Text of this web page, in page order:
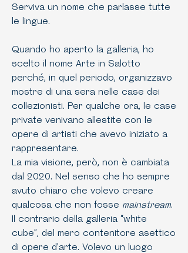
Serviva un nome che parlasse tutte
le lingue.
Quando ho aperto la galleria, ho
scelto il nome Arte in Salotto
perché, in quel periodo, organizzavo
mostre di una sera nelle case dei
collezionisti. Per qualche ora, le case
private venivano allestite con le
opere di artisti che avevo iniziato a
rappresentare.
La mia visione, però, non è cambiata
dal 2020. Nel senso che ho sempre
avuto chiaro che volevo creare
qualcosa che non fosse mainstream.
Il contrario della galleria “white
cube”, del mero contenitore asettico
di opere d’arte. Volevo un luogo